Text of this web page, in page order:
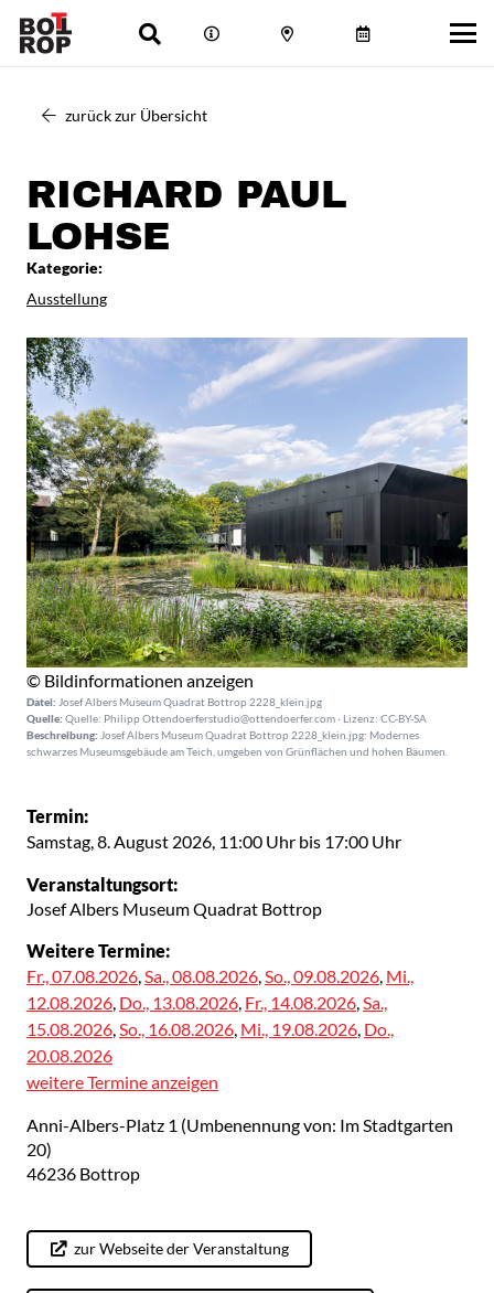
zurück zur Übersicht
RICHARD PAUL
LOHSE
Kategorie:
Ausstellung
© Bildinformationen anzeigen
Datei: Josef Albers Museum Quadrat Bottrop 2228_klein.jpg
Quelle: Quelle: Philipp Ottendoerferstudio@ottendoerfer.com · Lizenz: CC-BY-SA
Beschreibung: Josef Albers Museum Quadrat Bottrop 2228_klein.jpg: Modernes
schwarzes Museumsgebäude am Teich, umgeben von Grünflächen und hohen Bäumen.
Termin:
Samstag, 8. August 2026, 11:00 Uhr bis 17:00 Uhr
Veranstaltungsort:
Josef Albers Museum Quadrat Bottrop
Weitere Termine:
Fr., 07.08.2026 Sa., 08.08.2026 So., 09.08.2026 Mi.,
12.08.2026 Do., 13.08.2026 Fr., 14.08.2026 Sa.,
15.08.2026 So., 16.08.2026 Mi., 19.08.2026 Do.,
20.08.2026
weitere Termine anzeigen
Anni-Albers-Platz 1 (Umbenennung von: Im Stadtgarten
20)
46236 Bottrop
zur Webseite der Veranstaltung